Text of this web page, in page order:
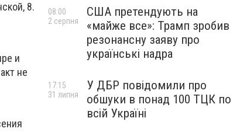
8.
и
не
США претендують на
«майже все»: Трамп зробив
резонансну заяву про
українські надра
08:00
2 серпня
У ДБР повідомили про
обшуки в понад 100 ТЦК по
всій Україні
17:15
31 липня